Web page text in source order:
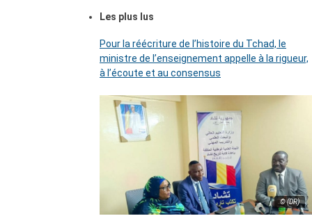
Les plus lus
Pour la réécriture de l’histoire du Tchad, le
ministre de l’enseignement appelle à la rigueur,
à l’écoute et au consensus
© (DR)